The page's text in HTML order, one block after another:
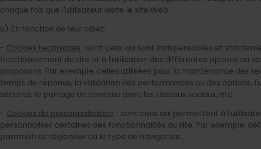
chaque fois que l'utilisateur visite le site Web.
c) En fonction de leur objet:
- Cookies techniques : sont ceux qui sont indispensables et
fonctionnement du site et à l'utilisation des différentes options ou
proposons. Par exemple, celles utilisées pour la maintenance des
temps de réponse, la validation des performances ou des options,
sécurité, le partage de contenu avec les réseaux sociaux, etc.
- Cookies de personnalisation : sont ceux qui permettent à
personnaliser certaines des fonctionnalités du site. Par exemple,
paramètres régionaux ou le type de navigateur.